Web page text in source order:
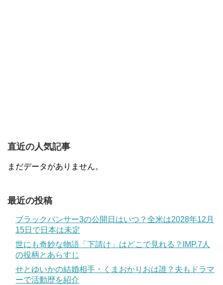
直近の人気記事
まだデータがありません。
最近の投稿
ブラックパンサー3の公開日はいつ？全米は2028年12月
15日で日本は未定
世にも奇妙な物語「下請け」はどこで見れる？IMP.7人
の役柄とあらすじ
せとゆいかの結婚相手・くまおかりおは誰？夫もドラマ
ーで活動歴を紹介